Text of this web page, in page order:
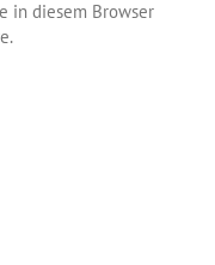
in diesem Browser